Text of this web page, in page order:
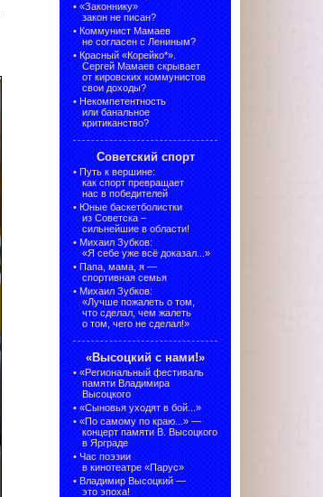
• «Законнику»
закон не писан?
• Коммунист Мамаев
не согласен с Лениным?
• Красный «Корейко*».
Сергей Мамаев скрывает
от кировских коммунистов
свои доходы?
• Некомпетентность
или банальное
критиканство?
Советский спорт
• Путь к вершине:
как спорт превращает
нас в победителей
• Юные баскетболистки
из Советска –
сильнейшие в области!
• Михаил Зубков:
«Я себе уже всё доказал...»
• Папа, мама, я —
спортивная семья
• Михаил Зубков:
«Лучше пожалеть о том,
что сделал, чем жалеть
о том, чего не сделал!»
«Высоцкий с нами!»
• «Региональный фестиваль
памяти Владимира
Высоцкого
• «Сыновья уходят в бой...»
• «По самому по краю...» —
концерт памяти В. Высоцкого
в Ярграде
• Час поэзии
в кинотеатре «Парус»
• Владимир Высоцкий —
это эпоха!